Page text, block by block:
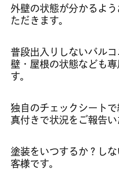
外壁の状態が分かるよ
ただきます。
普段出入りしないバル
壁・屋根の状態なども
す。
独自のチェックシート
真付きで状況をご報告い
塗装をいつするか？し
客様です。